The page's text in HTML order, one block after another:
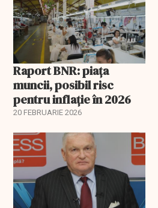
Raport BNR: piața
muncii, posibil risc
pentru inflație în 2026
20 FEBRUARIE 2026
EXCLUSIV